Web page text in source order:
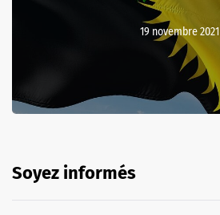
19 novembre 2021
Soyez informés